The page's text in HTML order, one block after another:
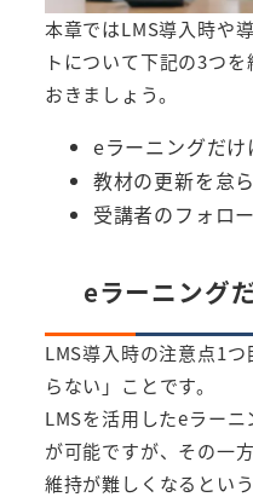
本章ではLMS導入時や
トについて下記の3つ
おきましょう。
eラーニングだけ
教材の更新を怠
受講者のフォロ
eラーニング
LMS導入時の注意点1
らない」ことです。
LMSを活用したeラー
が可能ですが、その一
維持が難しくなるとい